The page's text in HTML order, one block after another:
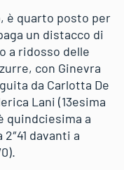
è quarto posto per
un distacco di
a ridosso delle
con Ginevra
da Carlotta De
Lani (13esima
quindciesima a
davanti a